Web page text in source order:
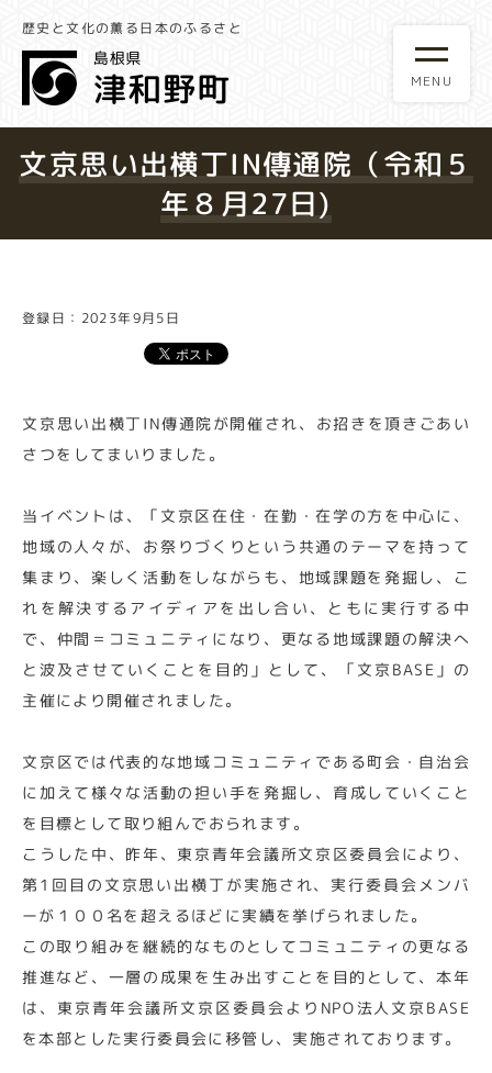
歴史と文化の薫る日本のふるさと
文京思い出横丁IN傳通院（令和５
年８月27日)
登録日：2023年9月5日
文京思い出横丁IN傳通院が開催され、お招きを頂きごあい
さつをしてまいりました。
当イベントは、「文京区在住・在勤・在学の方を中心に、
地域の人々が、お祭りづくりという共通のテーマを持って
集まり、楽しく活動をしながらも、地域課題を発掘し、こ
れを解決するアイディアを出し合い、ともに実行する中
で、仲間＝コミュニティになり、更なる地域課題の解決へ
と波及させていくことを目的」として、「文京BASE」の
主催により開催されました。
文京区では代表的な地域コミュニティである町会・自治会
に加えて様々な活動の担い手を発掘し、育成していくこと
を目標として取り組んでおられます。
こうした中、昨年、東京青年会議所文京区委員会により、
第1回目の文京思い出横丁が実施され、実行委員会メンバ
ーが１００名を超えるほどに実績を挙げられました。
この取り組みを継続的なものとしてコミュニティの更なる
推進など、一層の成果を生み出すことを目的として、本年
は、東京青年会議所文京区委員会よりNPO法人文京BASE
を本部とした実行委員会に移管し、実施されております。